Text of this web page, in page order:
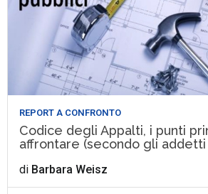
REPORT A CONFRONTO
Codice degli Appalti, i punti
affrontare (secondo gli addetti
di Barbara Weisz